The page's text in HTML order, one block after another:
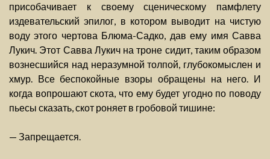
присобачивает к своему сценическому памфлету
издевательский эпилог, в котором выводит на чистую
воду этого чертова Блюма-Садко, дав ему имя Савва
Лукич. Этот Савва Лукич на троне сидит, таким образом
вознесшийся над неразумной толпой, глубокомыслен и
хмур. Все беспокойные взоры обращены на него. И
когда вопрошают скота, что ему будет угодно по поводу
пьесы сказать, скот роняет в гробовой тишине:
— Запрещается.